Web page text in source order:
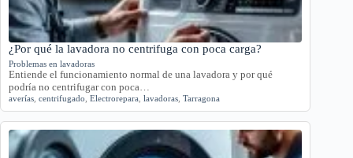
¿Por qué la lavadora no centrifuga con poca carga?
Problemas en lavadoras
Entiende el funcionamiento normal de una lavadora y por qué
podría no centrifugar con poca…
averías centrifugado Electrorepara lavadoras Tarragona